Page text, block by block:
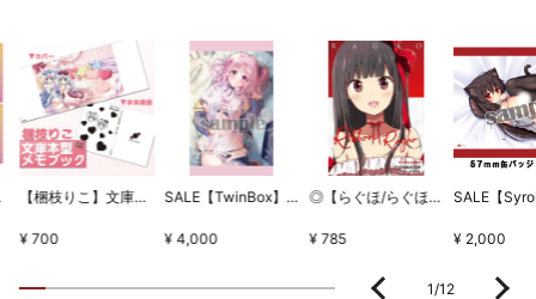
セット 【梱枝りこ】文庫本型メモブック・「すいーとほいっぷ」限定版表紙
¥ 700
SALE【TwinBox】WSB1タペストリー・放課後の保健室
¥ 4,000
◎【らぐほ/らぐほのえりか】リボン
¥ 785 ¥ 2,000
1 /12